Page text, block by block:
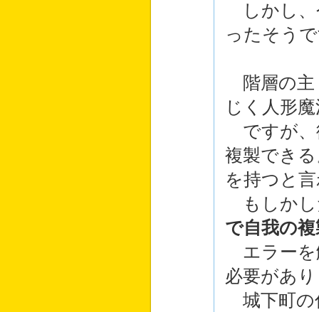
しかし、
ったそう
階層の主
じく人形
ですが、
複製でき
を持つと
もしかし
で自我の
エラーを
必要があ
城下町の